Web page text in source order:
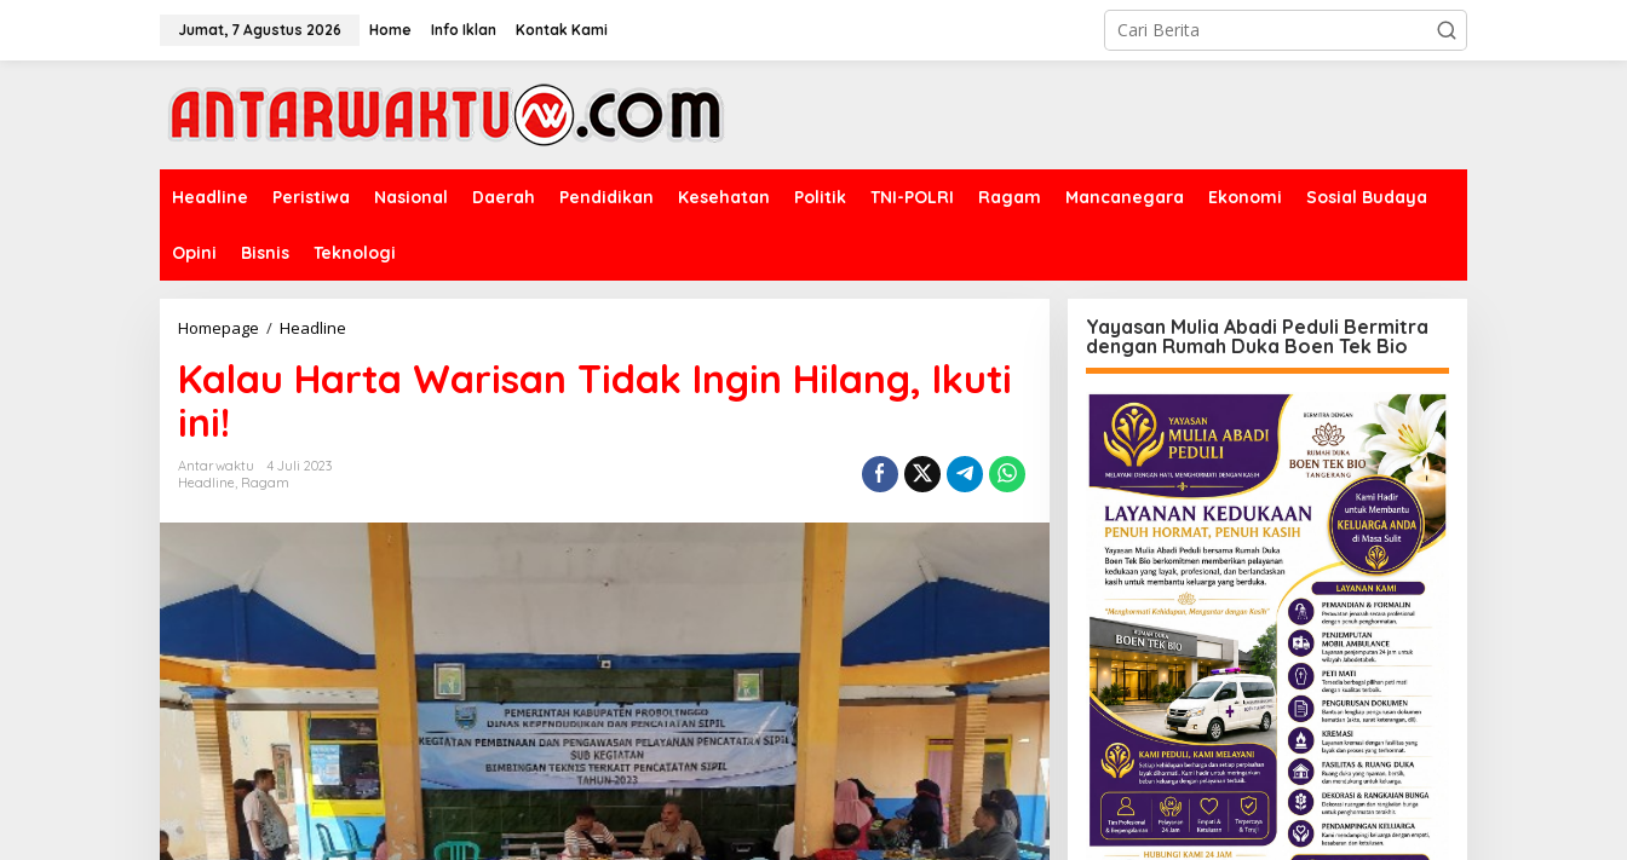
Jumat, 7 Agustus 2026 Home Info Iklan Kontak Kami
Headline Peristiwa Nasional Daerah Pendidikan Kesehatan Politik TNI-POLRI Ragam Mancanegara Ekonomi Sosial Budaya
Opini Bisnis Teknologi
Homepage / Headline
Warisan
Tidak
Kalau Harta Warisan Tidak Ingin Hilang, Ikuti
ini!
Antarwaktu
4 Juli 2023
Headline, Ragam
Yayasan Mulia Abadi Peduli Bermitra
dengan Rumah Duka Boen Tek Bio